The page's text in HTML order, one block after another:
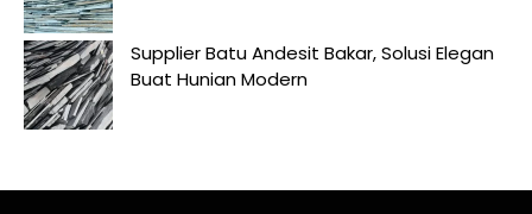
Supplier Batu Andesit Bakar, Solusi Elegan
Buat Hunian Modern